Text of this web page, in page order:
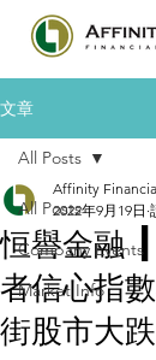
文章
All Posts
Company Events
Market Info
All Posts
恒譽金融
者信心指
街股市大跌
Affinity
2022年9月19日